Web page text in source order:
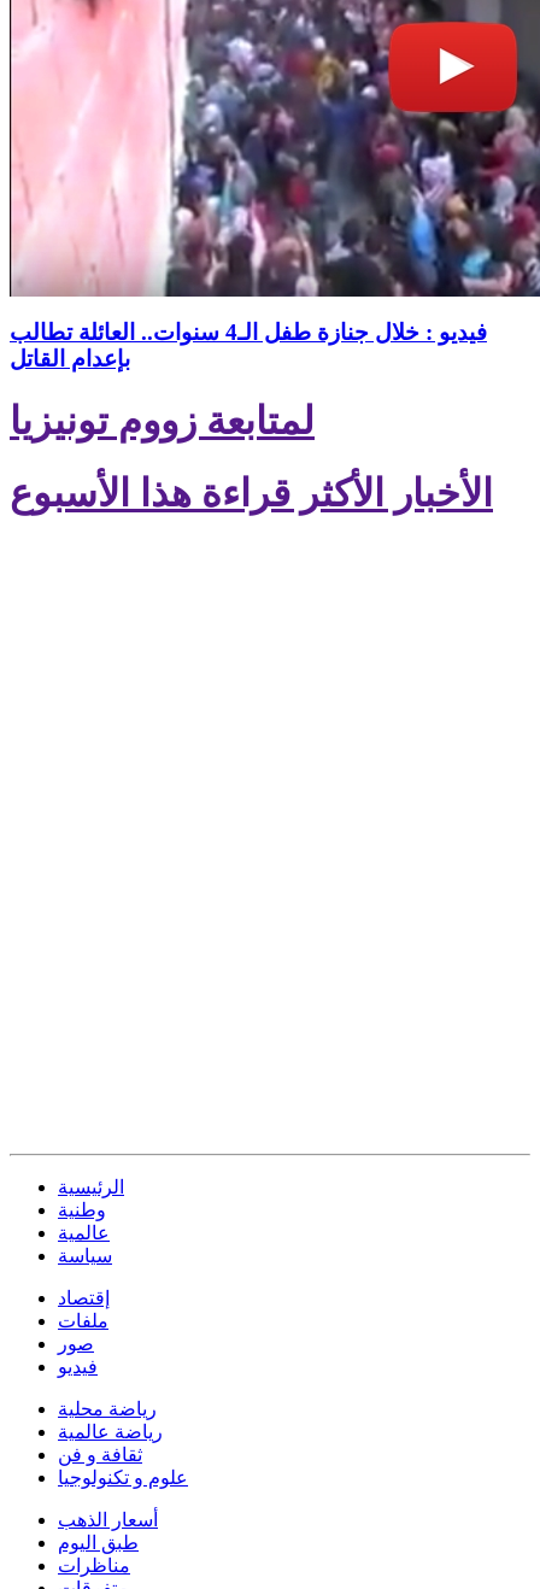
فيديو : خلال جنازة طفل الـ4 سنوات.. العائلة تطالب
بإعدام القاتل
لمتابعة زووم تونيزيا
الأخبار الأكثر قراءة هذا الأسبوع
الرئيسية
وطنية
عالمية
سياسة
إقتصاد
ملفات
صور
فيديو
رياضة محلية
رياضة عالمية
ثقافة و فن
علوم و تكنولوجيا
أسعار الذهب
طبق اليوم
مناظرات